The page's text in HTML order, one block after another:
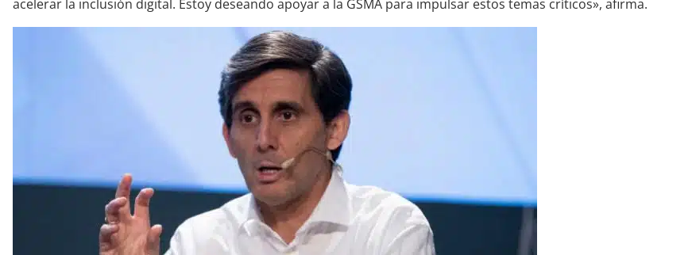
acelerar la inclusión digital. Estoy deseando apoyar a la GSMA para impulsar estos temas críticos», afirma.